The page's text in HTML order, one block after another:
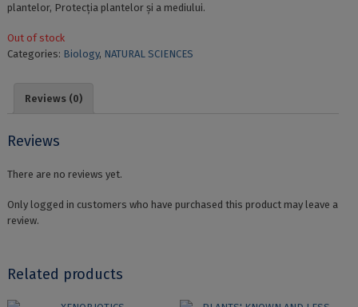
plantelor, Protecția plantelor și a mediului.
Out of stock
Categories: Biology, NATURAL SCIENCES
Reviews (0)
Reviews
There are no reviews yet.
Only logged in customers who have purchased this product may leave a
review.
Related products